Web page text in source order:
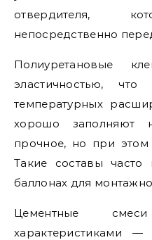
отвердителя,
непосредственно
Полиуретановые
эластичностью,
температурных
хорошо заполняют
прочное, но при
Такие составы
баллонах для
Цементные
характеристиками